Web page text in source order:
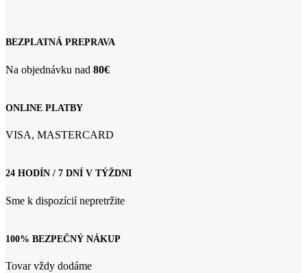
vybrať
na
produktu.
1
BEZPLATNÁ PREPRAVA
Na objednávku nad 80€
ONLINE PLATBY
VISA, MASTERCARD
24 HODÍN / 7 DNÍ V TÝŽDNI
Sme k dispozícií nepretržite
100% BEZPEČNÝ NÁKUP
Tovar vždy dodáme